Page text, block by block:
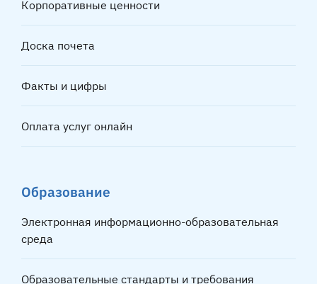
Корпоративные ценности
Доска почета
Факты и цифры
Оплата услуг онлайн
Образование
Электронная информационно-образовательная
среда
Образовательные стандарты и требования